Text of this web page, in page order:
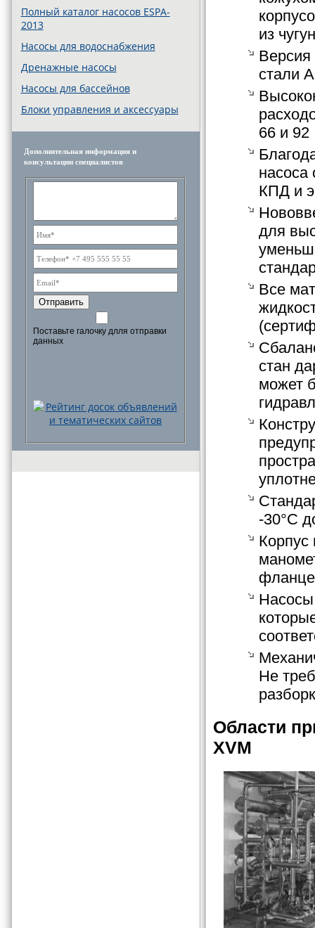
Полный каталог насосов ESPA-
2013
Насосы для водоснабжения
Дренажные насосы
Насосы для бассейнов
Блоки управления и аксессуары
Дополнительная информация и
консультации специалистов
Отправить
Поставьте галочку длля отправки
данных
из
Версия
стали
66 и 92
насоса
КПД и
для
Все
стан
может
-30°C
Корпус
Не
Области
ХVМ